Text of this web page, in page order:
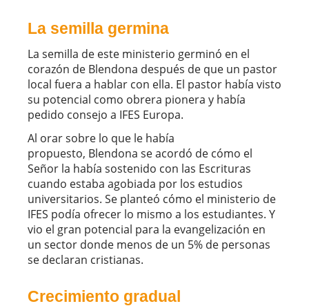
La semilla germina
La semilla de este ministerio germinó en el
corazón de Blendona después de que un pastor
local fuera a hablar con ella. El pastor había visto
su potencial como obrera pionera y había
pedido consejo a IFES Europa.
Al orar sobre lo que le había
propuesto, Blendona se acordó de cómo el
Señor la había sostenido con las Escrituras
cuando estaba agobiada por los estudios
universitarios. Se planteó cómo el ministerio de
IFES podía ofrecer lo mismo a los estudiantes. Y
vio el gran potencial para la evangelización en
un sector donde menos de un 5% de personas
se declaran cristianas.
Crecimiento gradual